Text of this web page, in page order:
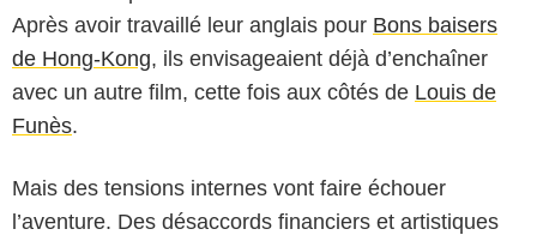
Après avoir travaillé leur anglais pour Bons baisers
de Hong-Kong, ils envisageaient déjà d’enchaîner
avec un autre film, cette fois aux côtés de Louis de
Funès.
Mais des tensions internes vont faire échouer
l’aventure. Des désaccords financiers et artistiques